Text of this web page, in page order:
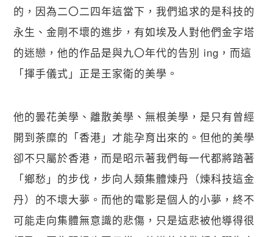
的，因為二〇二四年這當下，我們追求的是科技的
永生、金剛不壞的進步，有如埃及人對他們金字塔
的迷戀，他的作品是與九〇年代的告別 ing，而這
「揮手儀式」正是王家衛的美學。
他的曇花美學、離散美學、無根美學，是只有曾經
開到荼糜的「香港」才能孕育出來的。但他的美學
卻不只屬於香港，而是昭示著我們每一代都將踏著
「鄉愁」的步伐，步向人類集體煉丹（煉科技這金
丹）的不壞大夢。而他的電影是個人的小夢，終不
可能走向集體無意識的悲傷，只是這悲被他導得很